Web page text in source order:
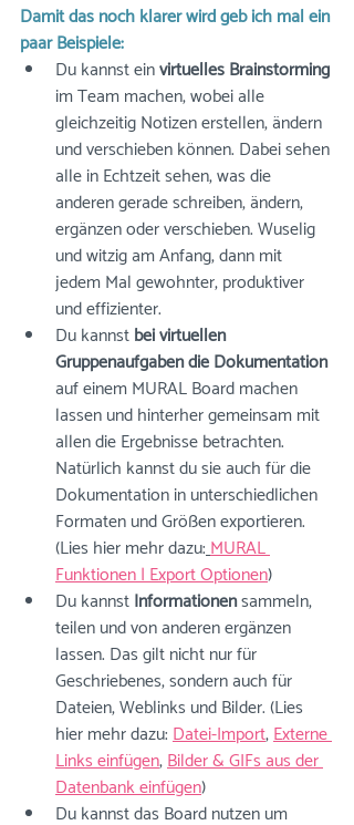
Damit das noch klarer wird geb ich mal ein
paar Beispiele:
Du kannst ein virtuelles Brainstorming
im Team machen, wobei alle
gleichzeitig Notizen erstellen, ändern
und verschieben können. Dabei sehen
alle in Echtzeit sehen, was die
anderen gerade schreiben, ändern,
ergänzen oder verschieben. Wuselig
und witzig am Anfang, dann mit
jedem Mal gewohnter, produktiver
und effizienter.
Du kannst bei virtuellen
Gruppenaufgaben die Dokumentation
auf einem MURAL Board machen
lassen und hinterher gemeinsam mit
allen die Ergebnisse betrachten.
Natürlich kannst du sie auch für die
Dokumentation in unterschiedlichen
Formaten und Größen exportieren.
(Lies hier mehr dazu:MURAL
Funktionen | Export Optionen)
Du kannst Informationen sammeln,
teilen und von anderen ergänzen
lassen. Das gilt nicht nur für
Geschriebenes, sondern auch für
Dateien, Weblinks und Bilder. (Lies
hier mehr dazu: Datei-Import, Externe
Links einfügen, Bilder & GIFs aus der
Datenbank einfügen)
Du kannst das Board nutzen um